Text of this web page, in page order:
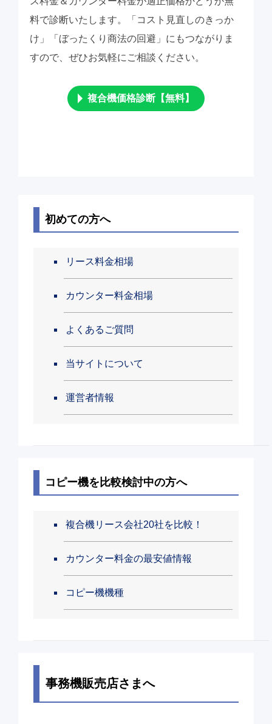
料で診断いたします。「コスト見直しのきっか
け」「ぼったくり商法の回避」にもつながりま
すので、ぜひお気軽にご相談ください。
複合機価格診断【無料】
初めての方へ
リース料金相場
カウンター料金相場
よくあるご質問
当サイトについて
運営者情報
コピー機を比較検討中の方へ
複合機リース会社20社を比較！
カウンター料金の最安値情報
コピー機機種
事務機販売店さまへ